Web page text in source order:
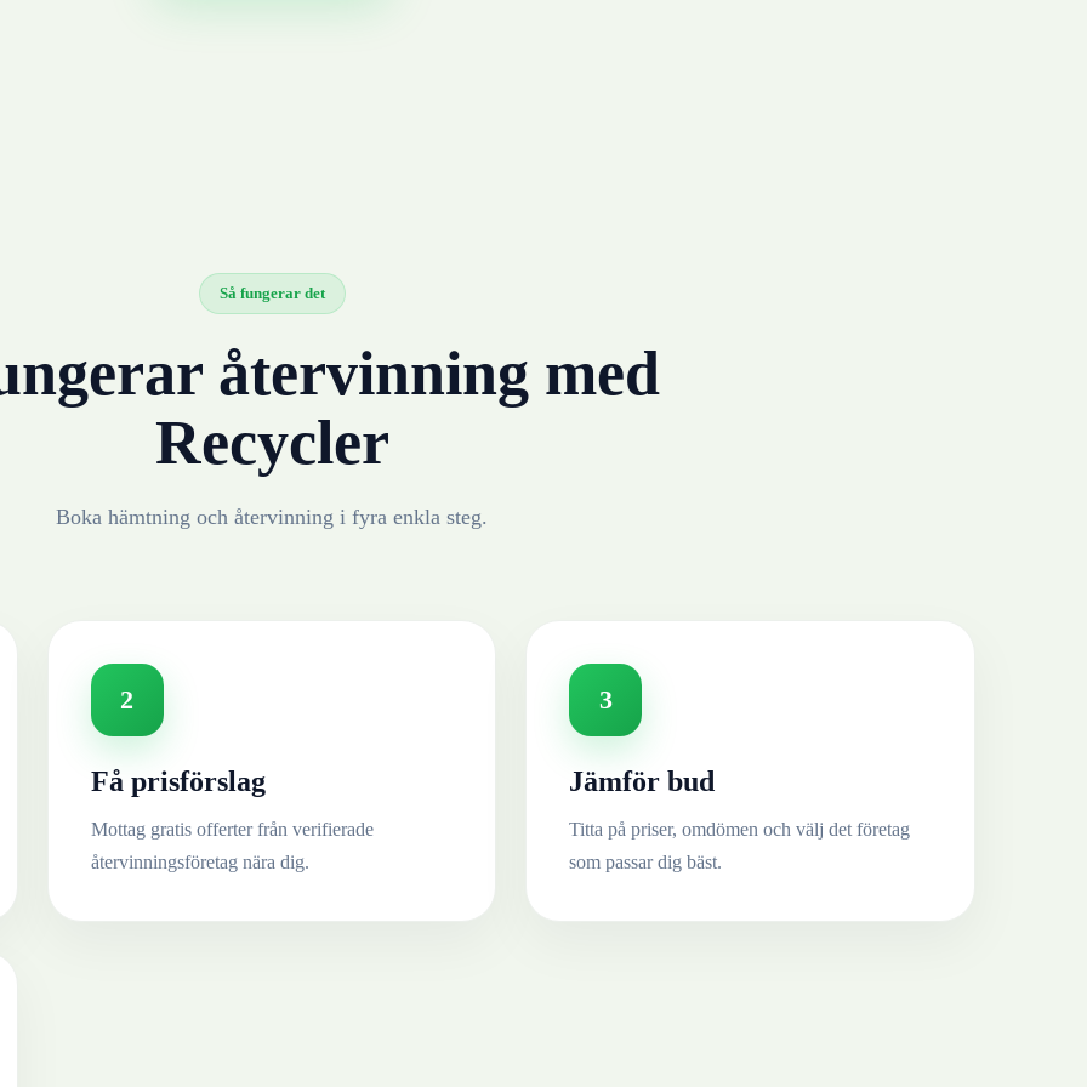
Så fungerar det
återvinning med
Recycler
Boka hämtning och återvinning i fyra enkla steg.
2
Få prisförslag
Mottag gratis offerter från verifierade
återvinningsföretag nära dig.
3
Jämför bud
Titta på priser, omdömen och välj det företag
som passar dig bäst.